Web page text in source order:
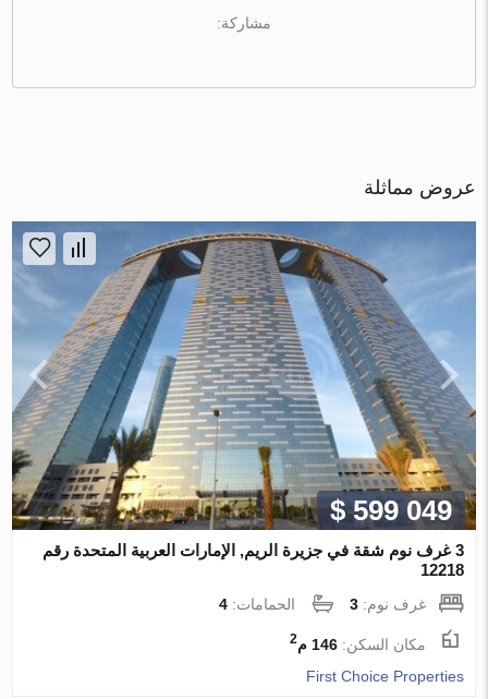
مشاركة:
عروض مماثلة
$ 599 049
3 غرف نوم شقة في جزيرة الريم, الإمارات العربية المتحدة رقم
12218
غرف نوم:3 الحمامات:4
مكان السكن:146 م 2
First Choice Properties